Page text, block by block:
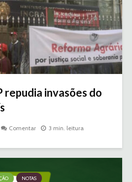
repudia invasões do
Comentar 3 min. leitura
NOTAS